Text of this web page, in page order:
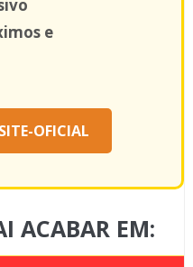
e
OFICIAL
ACABAR EM: